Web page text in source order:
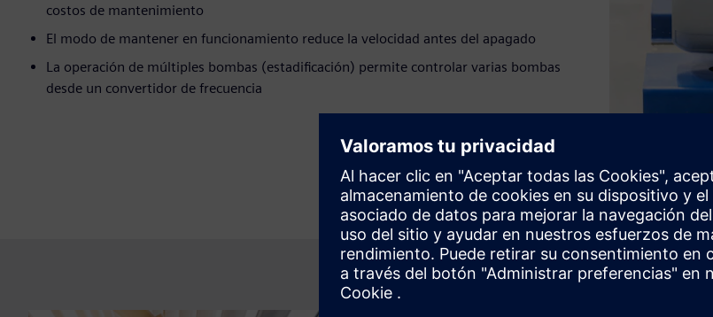
costos de mantenimiento
El modo de mantener en funcionamiento reduce la velocidad antes del apagado
La operación de múltiples bombas (estadificación) permite controlar varias bombas
desde un convertidor de frecuencia